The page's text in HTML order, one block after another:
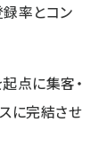
率とコン
点に集客・
に完結させ